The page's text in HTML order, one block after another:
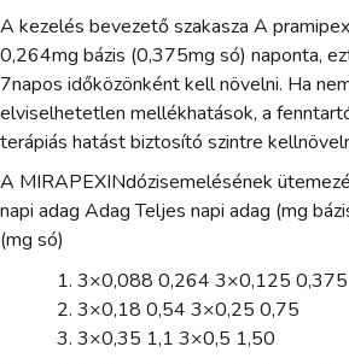
A kezelés bevezető szakasza A
0,264mg bázis (0,375mg só) naponta,
7napos időközönként kell növelni. Ha
elviselhetetlen mellékhatások, a
terápiás hatást biztosító szintre
A MIRAPEXINdózisemelésének
napi adag Adag Teljes napi adag (mg
(mg só)
3×0,088 0,264 3×0,125 0,375
3×0,18 0,54 3×0,25 0,75
3×0,35 1,1 3×0,5 1,50